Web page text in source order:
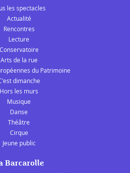
les spectacles
Actualité
Rencontres
Lecture
Conservatoire
Arts de la rue
du Patrimoine
dimanche
Hors les murs
Musique
Danse
Théâtre
Cirque
Jeune public
Barcarolle